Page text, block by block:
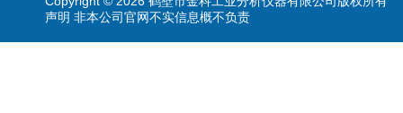
声明 非本公司官网不实信息概不负责